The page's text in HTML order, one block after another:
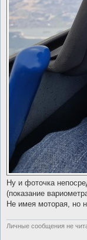
Ну и фоточка
(показание
Не имея моторая, но
Личные сообщения не